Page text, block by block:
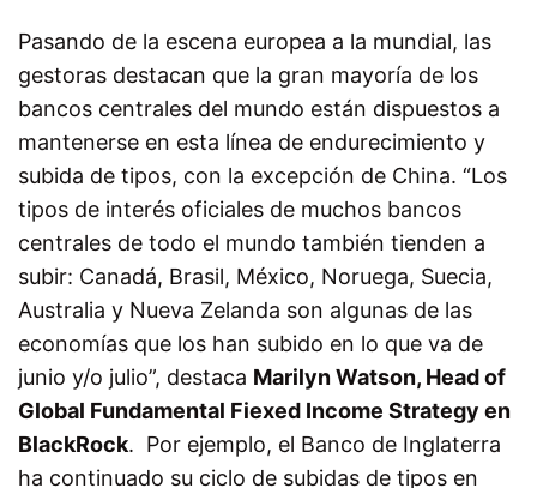
Pasando de la escena europea a la mundial, las
gestoras destacan que la gran mayoría de los
bancos centrales del mundo están dispuestos a
mantenerse en esta línea de endurecimiento y
subida de tipos, con la excepción de China. “Los
tipos de interés oficiales de muchos bancos
centrales de todo el mundo también tienden a
subir: Canadá, Brasil, México, Noruega, Suecia,
Australia y Nueva Zelanda son algunas de las
economías que los han subido en lo que va de
junio y/o julio”, destaca Marilyn Watson, Head of
Global Fundamental Fiexed Income Strategy en
BlackRock. Por ejemplo, el Banco de Inglaterra
ha continuado su ciclo de subidas de tipos en